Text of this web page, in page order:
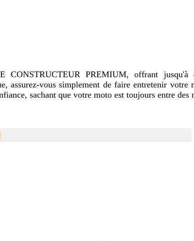
CONSTRUCTEUR PREMIUM, offrant
assurez-vous simplement de faire entretenir
sachant que votre moto est toujours entre des